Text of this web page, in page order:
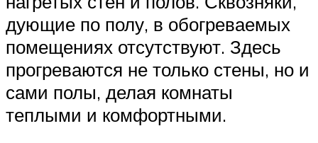
дующие по полу, в обогреваемых
помещениях отсутствуют. Здесь
прогреваются не только стены, но и
сами полы, делая комнаты
теплыми и комфортными.